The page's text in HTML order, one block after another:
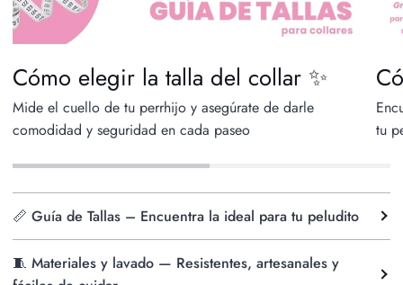
Cómo elegir la talla del collar ✨
Mide el cuello de tu perrhijo y asegúrate de darle
comodidad y seguridad en cada paseo
tu
📏 Guía de Tallas – Encuentra la ideal para tu peludito
🧵 Materiales y lavado — Resistentes, artesanales y